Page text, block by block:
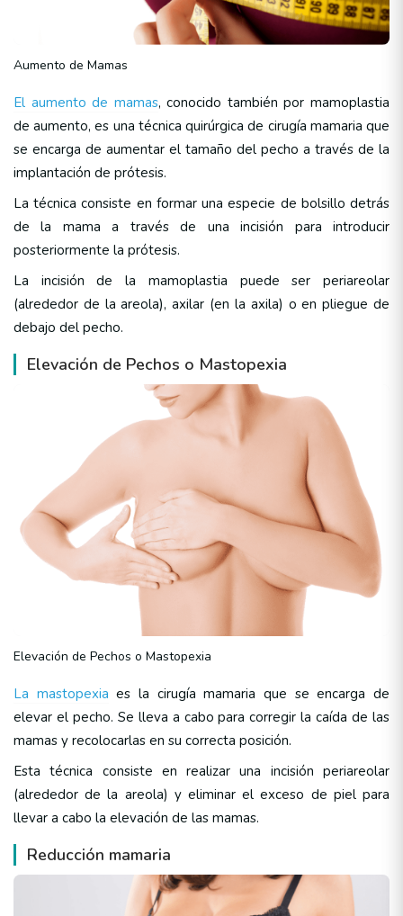
Aumento de Mamas
El aumento de mamas, conocido también por mamoplastia
de aumento, es una técnica quirúrgica de cirugía mamaria que
se encarga de aumentar el tamaño del pecho a través de la
implantación de prótesis.
La técnica consiste en formar una especie de bolsillo detrás
de la mama a través de una incisión para introducir
posteriormente la prótesis.
La incisión de la mamoplastia puede ser periareolar
(alrededor de la areola), axilar (en la axila) o en pliegue de
debajo del pecho.
Elevación de Pechos o Mastopexia
Elevación de Pechos o Mastopexia
La mastopexia es la cirugía mamaria que se encarga de
elevar el pecho. Se lleva a cabo para corregir la caída de las
mamas y recolocarlas en su correcta posición.
Esta técnica consiste en realizar una incisión periareolar
(alrededor de la areola) y eliminar el exceso de piel para
llevar a cabo la elevación de las mamas.
Reducción mamaria